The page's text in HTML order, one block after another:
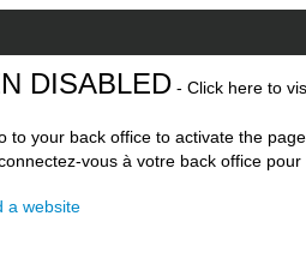
DISABLED - Click here to
to your back office to activate the
vous à votre back office
a website